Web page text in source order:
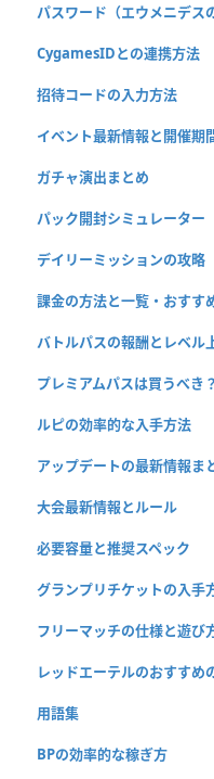
パスワード（エウメニデス
CygamesIDとの連携方法
招待コードの入力方法
イベント最新情報と開催期
ガチャ演出まとめ
パック開封シミュレーター
デイリーミッションの攻略
課金の方法と一覧・おすす
バトルパスの報酬とレベル
プレミアムパスは買うべき？
ルピの効率的な入手方法
アップデートの最新情報ま
大会最新情報とルール
必要容量と推奨スペック
グランプリチケットの入手
フリーマッチの仕様と遊び
レッドエーテルのおすすめ
用語集
BPの効率的な稼ぎ方